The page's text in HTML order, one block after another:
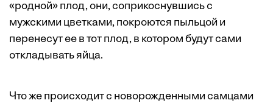
«родной» плод, они, соприкоснувшись с
мужскими цветками, покроются пыльцой и
перенесут ее в тот плод, в котором будут сами
откладывать яйца.
Что же происходит с новорожденными самцами